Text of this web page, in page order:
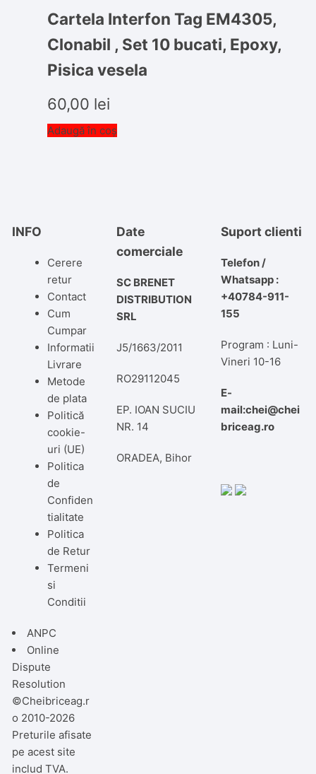
Cartela Interfon Tag EM4305,
Clonabil , Set 10 bucati, Epoxy,
Pisica vesela
60,00 lei
Adaugă în coș
INFO
Cerere
retur
Contact
Cum
Cumpar
Informatii
Livrare
Metode
de plata
Politică
cookie-
uri (UE)
Politica
de
Confiden
tialitate
Politica
de Retur
Termeni
si
Conditii
ANPC
Online
Dispute
Resolution
Date
comerciale
SC BRENET
DISTRIBUTION
SRL
J5/1663/2011
RO29112045
EP. IOAN SUCIU
NR. 14
ORADEA, Bihor
Suport clienti
Telefon /
Whatsapp :
+40784-911-
155
Program : Luni-
Vineri 10-16
E-
mail:chei@chei
briceag.ro
©Cheibriceag.r
o 2010-2026
Preturile afisate
pe acest site
includ TVA.